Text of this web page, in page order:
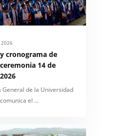
cronograma de
14 de
General de la Universidad
el …